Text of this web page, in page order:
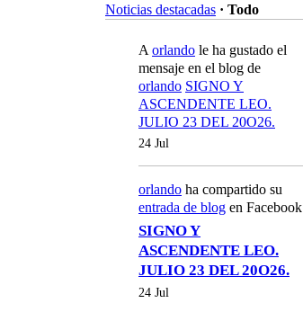
Noticias destacadas · Todo
A orlando le ha gustado el
mensaje en el blog de
orlando SIGNO Y
ASCENDENTE LEO.
JULIO 23 DEL 20O26.
24 Jul
orlando ha compartido su
entrada de blog en Facebook
SIGNO Y
ASCENDENTE LEO.
JULIO 23 DEL 20O26.
24 Jul